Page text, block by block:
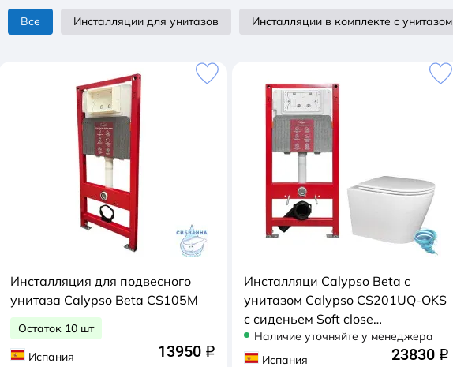
Все Инсталляции для унитазов Инсталляции в комплекте с унитазом
Инсталляция для подвесного
унитаза Calypso Beta CS105M
Остаток 10 шт
Испания
13950 q
Инсталляци Calypso Beta с
унитазом Calypso CS201UQ-OKS
c сиденьем Soft close
(микролифт) B201UQ-OKS-SET
Наличие уточняйте у менеджера
Испания
23830 q